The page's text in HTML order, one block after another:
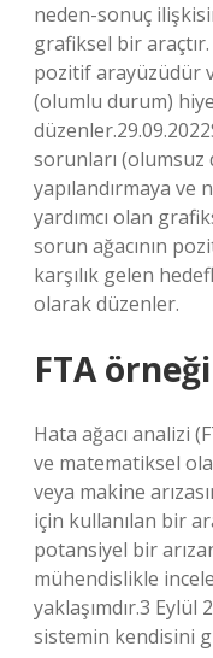
neden-sonuç
grafiksel bir araçtır.
pozitif arayüzüdür
(olumlu durum)
sorunları
yapılandırmaya ve
yardımcı olan
sorun ağacının
karşılık gelen
olarak düzenler.
FTA
Hata ağacı analizi
ve matematiksel
veya makine
için kullanılan bir
potansiyel bir
mühendislikle
yaklaşımdır.3 Eylül
sistemin kendisini